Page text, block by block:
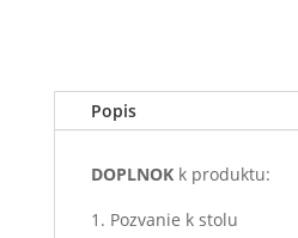
Popis
DOPLNOK k produktu:
Pozvanie k stolu